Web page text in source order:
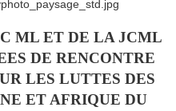
ML ET DE LA JCML
DE RENCONTRE
LES LUTTES DES
ET AFRIQUE DU